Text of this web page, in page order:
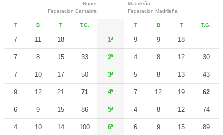
Roper
Federación Cántabra
Madrileña
Federación Madrileña
T B T T.G. T B T T.G.
7 11 18 1ª 9 9 18
7 8 15 33 2ª 4 8 12 30
7 10 17 50 3ª 5 8 13 43
9 12 21 71 4ª 7 12 19 62
6 9 15 86 5ª 4 8 12 74
4 10 14 100 6ª 6 9 15 89